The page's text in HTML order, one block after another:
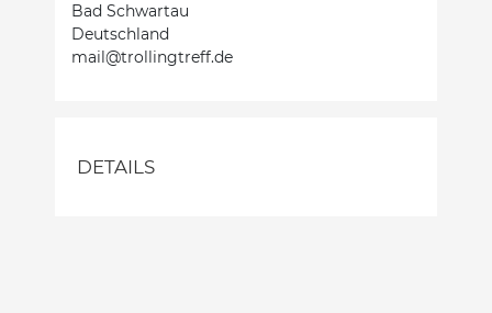
Bad Schwartau
Deutschland
mail@trollingtreff.de
DETAILS